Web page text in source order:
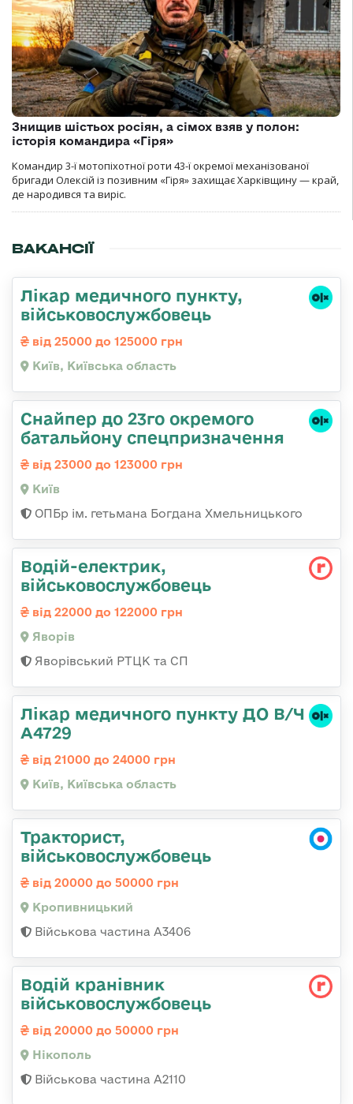
Знищив шістьох росіян, а сімох взяв у полон:
історія командира «Гіря»
Командир 3-ї мотопіхотної роти 43-ї окремої механізованої
бригади Олексій із позивним «Гіря» захищає Харківщину — край,
де народився та виріс.
ВАКАНСІЇ
Лікар медичного пункту,
військовослужбовець
від 25000 до 125000 грн
Київ, Київська область
Снайпер до 23го окремого
батальйону спецпризначення
від 23000 до 123000 грн
Київ
ОПБр ім. гетьмана Богдана Хмельницького
Водій-електрик,
військовослужбовець
від 22000 до 122000 грн
Яворів
Яворівський РТЦК та СП
Лікар медичного пункту ДО В/Ч
А4729
від 21000 до 24000 грн
Київ, Київська область
Тракторист,
військовослужбовець
від 20000 до 50000 грн
Кропивницький
Військова частина А3406
Водій кранівник
військовослужбовець
від 20000 до 50000 грн
Нікополь
Військова частина А2110